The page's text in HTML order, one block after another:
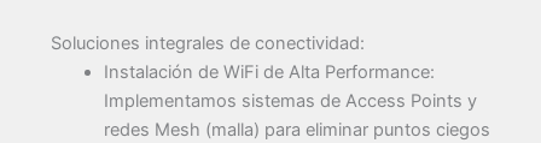
Soluciones integrales de conectividad:
Instalación de WiFi de Alta Performance:
Implementamos sistemas de Access Points y
redes Mesh (malla) para eliminar puntos ciegos